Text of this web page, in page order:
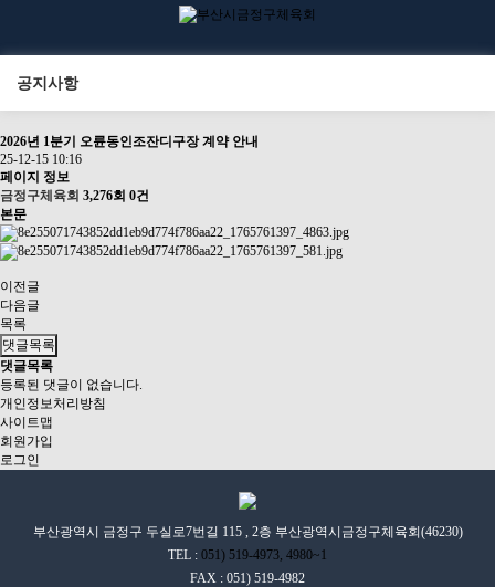
공지사항
2026년 1분기 오륜동인조잔디구장 계약 안내
25-12-15 10:16
페이지 정보
금정구체육회 3,276회 0건
본문
이전글
다음글
목록
댓글목록
댓글목록
등록된 댓글이 없습니다.
개인정보처리방침
사이트맵
회원가입
로그인
부산광역시 금정구 두실로7번길 115 , 2층 부산광역시금정구체육회(46230)
TEL : 051) 519-4973, 4980~1
FAX : 051) 519-4982